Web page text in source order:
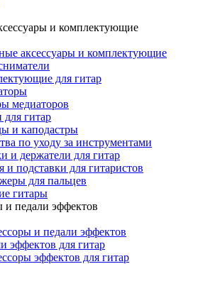
и комплектующие
аксессуары и комплектующие
для гитар
медиаторов
гитар
и каподастры
по уходу за инструментами
и держатели для гитар
и подставки для гитаристов
для пальцев
гитары
и педали эффектов
и педали эффектов
эффектов для гитар
эффектов для гитар